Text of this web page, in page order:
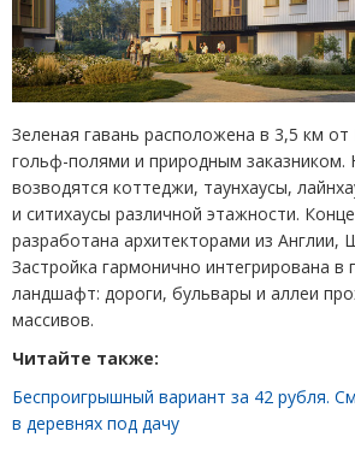
Зеленая гавань расположена в 3,5 км
гольф-полями и природным заказником.
возводятся коттеджи, таунхаусы,
и ситихаусы различной этажности.
разработана архитекторами из Англии,
Застройка гармонично интегрирована в
ландшафт: дороги, бульвары и аллеи
массивов.
Читайте также:
Беспроигрышный вариант за 42 рубля.
в деревнях под дачу